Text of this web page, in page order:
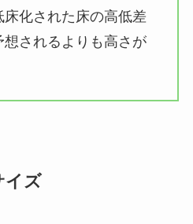
化された床の高低差
されるよりも高さが
イズ